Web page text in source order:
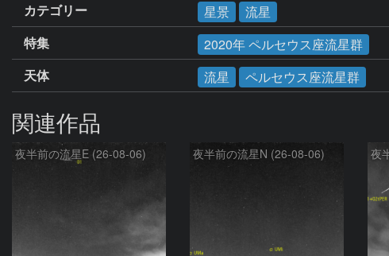
カテゴリー
星景
流星
特集
2020年 ペルセウス座流星群
天体
流星 ペルセウス座流星群
関連作品
夜半前の流星E (26-08-06) 夜半前の流星N (26-08-06) 夜